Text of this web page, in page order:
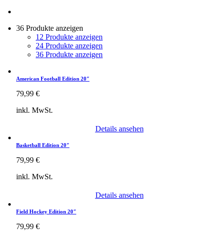
36 Produkte anzeigen
12 Produkte anzeigen
24 Produkte anzeigen
36 Produkte anzeigen
American Football Edition 20″
79,99 €
inkl. MwSt.
Details ansehen
Basketball Edition 20″
79,99 €
inkl. MwSt.
Details ansehen
Field Hockey Edition 20″
79,99 €